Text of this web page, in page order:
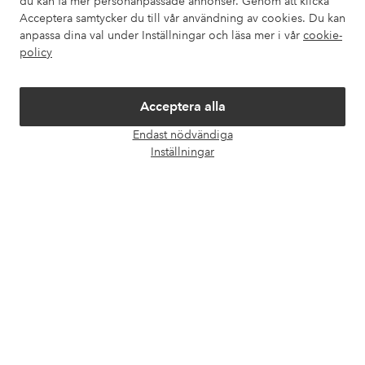
Acceptera samtycker du till vår användning av cookies. Du kan
anpassa dina val under Inställningar och läsa mer i vår cookie-
policy
Acceptera alla
Endast nödvändiga
Inställningar
Mina sidor
Om Ellos